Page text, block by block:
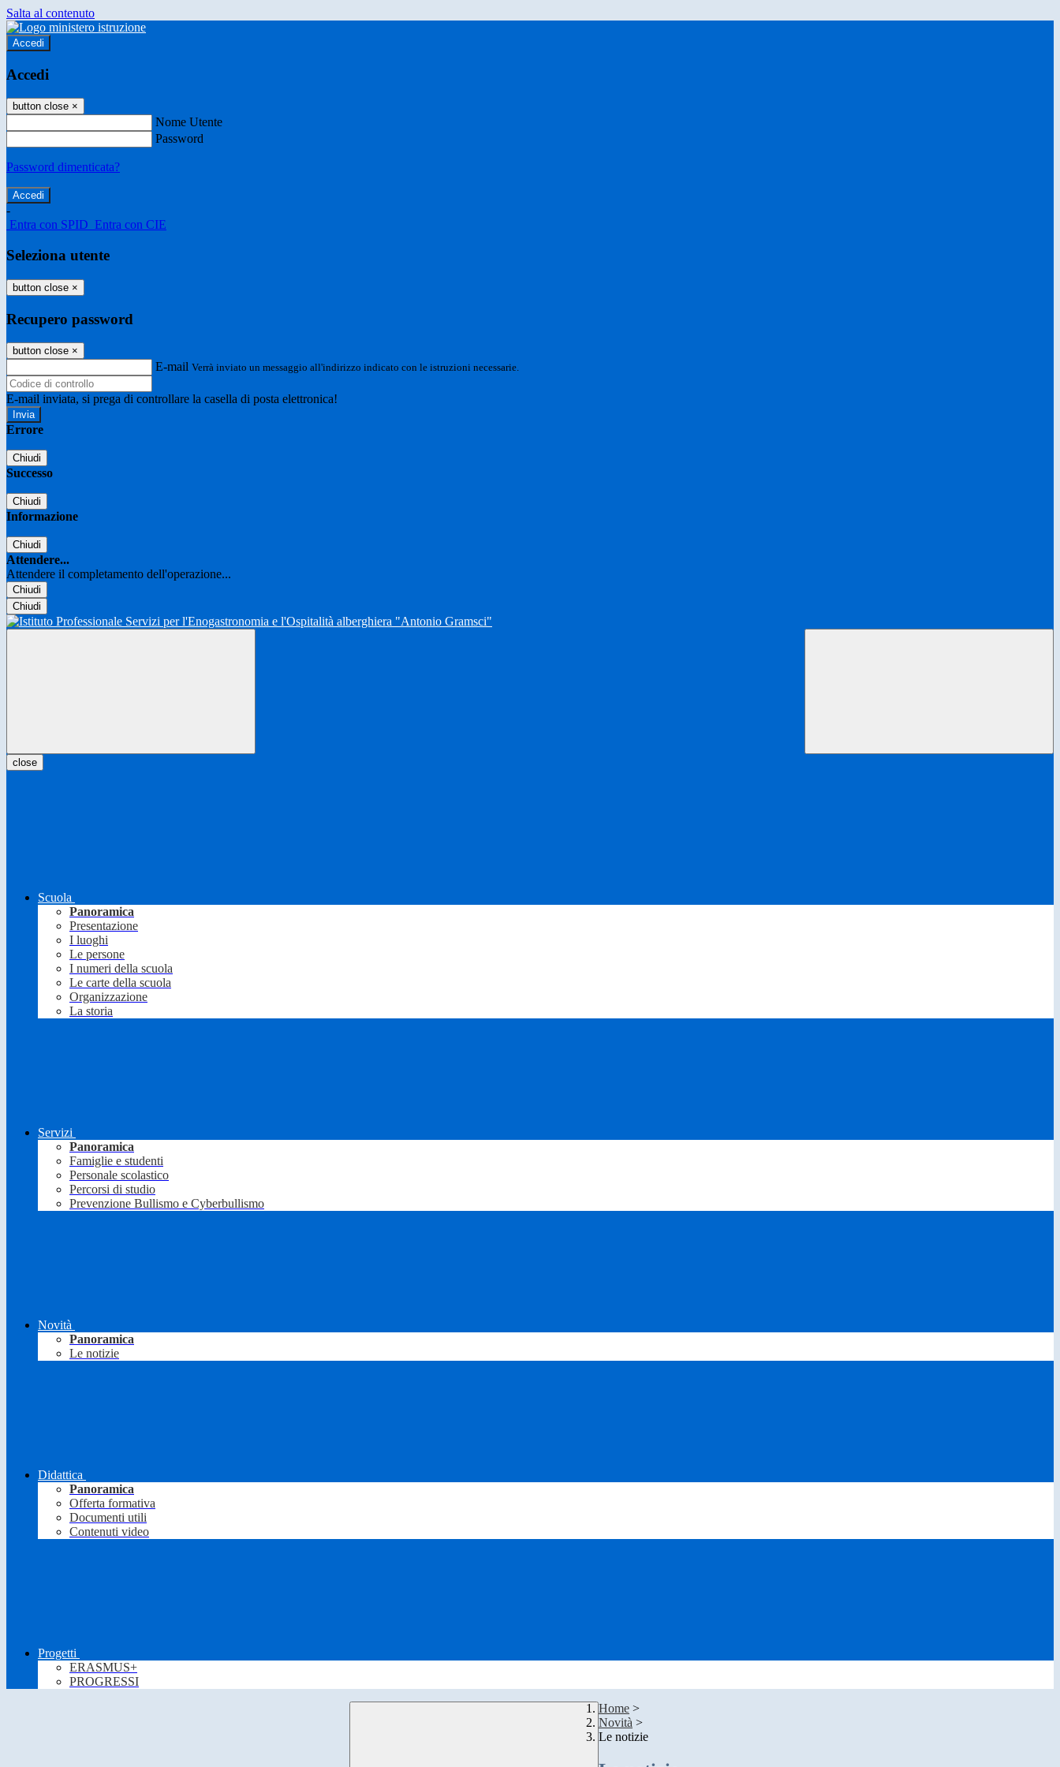
Salta al contenuto
Accedi
Accedi
button close ×
Nome Utente
Password
Password dimenticata?
-
Entra con SPID Entra con CIE
Seleziona utente
button close ×
Recupero password
button close ×
E-mail Verrà inviato un messaggio all'indirizzo indicato con le istruzioni necessarie.
E-mail inviata, si prega di controllare la casella di posta elettronica!
Errore
Chiudi
Successo
Chiudi
Informazione
Chiudi
Attendere...
Attendere il completamento dell'operazione...
Chiudi
Chiudi
close
Scuola
Panoramica
Presentazione
I luoghi
Le persone
I numeri della scuola
Le carte della scuola
Organizzazione
La storia
Servizi
Panoramica
Famiglie e studenti
Personale scolastico
Percorsi di studio
Prevenzione Bullismo e Cyberbullismo
Novità
Panoramica
Le notizie
Didattica
Panoramica
Offerta formativa
Documenti utili
Contenuti video
Progetti
ERASMUS+
PROGRESSI
Home >
Novità >
Le notizie